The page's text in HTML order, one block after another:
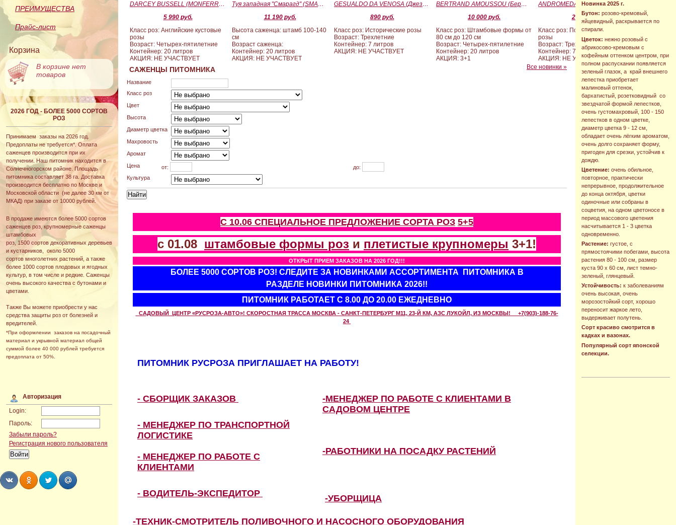
ПРЕИМУЩЕСТВА
Прайс-лист
Корзина
В корзине нет
товаров
2026 ГОД - БОЛЕЕ 5000 СОРТОВ
РОЗ
Принимаем заказы на 2026 год.
Предоплаты не требуется*. Оплата
саженцев производится при их
получении. Наш питомник находится в
Солнечногорском районе. Площадь
питомника составляет 38 га. Доставка
производится бесплатно по Москве и
Московской области (не далее 30 км от
МКАД) при заказе от 10000 рублей.
В продаже имеются более 5000 сортов
саженцев роз, крупномерные саженцы
штамбовых
роз, 1500 сортов декоративных деревьев
и кустарников, около 5000
сортов многолетних растений, а также
более 1000 сортов плодовых и ягодных
культур, в том числе и редкие. Саженцы
очень высокого качества с бутонами и
цветами.
Также Вы можете приобрести у нас
средства защиты роз от болезней и
вредителей.
*При оформлении заказов на посадочный
материал и укрывной материал общей
суммой более 40 000 рублей требуется
предоплата от 50%.
Авторизация
Login:
Пароль:
Забыли пароль?
Регистрация нового пользователя
Новинка 2025 г.
Бутон: розово-кремовый,
яйцевидный, раскрывается по
спирали.
Цветок: нежно розовый с
абрикосово-кремовым с
кофейным оттенком центром, при
полном распускании появляется
зеленый глазок, а край внешнего
лепестка приобретает
малиновый оттенок,
бархатистый, розетковидный со
звездчатой формой лепестков,
очень густомахровый, 100 - 150
лепестков в одном цветке,
диаметр цветка 9 - 12 см,
обладает очень лёгким ароматом,
очень долго сохраняет форму,
пригоден для срезки, устойчив к
дождю.
Цветение: очень обильное,
повторное, практически
непрерывное, продолжительное
до конца октября, цветки
одиночные или собраны в
соцветия, на одном цветоносе в
период массового цветения
насчитывается 1 - 3 цветка
одновременно.
Растение: густое, с
прямостоячими побегами, высота
растения 80 - 100 см, размер
куста 90 х 60 см, лист темно-
зеленый, глянцевый.
Устойчивость: к заболеваниям
очень высокая, очень
морозостойкий сорт, хорошо
переносит жаркое лето,
выдерживает полутень.
Сорт красиво смотрится в
кадках и вазонах.
Популярный сорт японской
селекции.
DARCEY BUSSELL (MONFERRATO) (Дарси Басл)
5 990 руб.
Класс роз: Английские кустовые
розы
Возраст: Четырех-пятилетние
Контейнер: 20 литров
АКЦИЯ: НЕ УЧАСТВУЕТ
Туя западная "Смарагд" (SMARAGD) ШТАМБ 100-140
11 190 руб.
Высота саженца: штамб 100-140
см
Возраст саженца:
Контейнер: 20 литров
АКЦИЯ: НЕ УЧАСТВУЕТ
GESUALDO DA VENOSA (Джезуальдо Ди Веноза)
890 руб.
Класс роз: Исторические розы
Возраст: Трехлетние
Контейнер: 7 литров
АКЦИЯ: НЕ УЧАСТВУЕТ
BERTRAND AMOUSSOU (Бертран Амуссу)
10 000 руб.
Класс роз: Штамбовые формы от
80 см до 120 см
Возраст: Четырех-пятилетние
Контейнер: 20 литров
АКЦИЯ: 3+1
2 090 руб.
Класс роз: Почвопокровные
розы
Возраст: Трехлетние
Контейнер: 7 литров
АКЦИЯ: НЕ УЧАСТВУЕТ
Все новинки »
САЖЕНЦЫ ПИТОМНИКА
Название
Класс роз
Цвет
Высота
Диаметр цветка
Махровость
Аромат
Цена
от:
до:
Культура
С 10.06 СПЕЦИАЛЬНОЕ ПРЕДЛОЖЕНИЕ СОРТА РОЗ 5+5
с 01.08 штамбовые формы роз и плетистые крупномеры 3+1!
ОТКРЫТ ПРИЕМ ЗАКАЗОВ НА 2026 ГОД!!!
БОЛЕЕ 5000 СОРТОВ РОЗ! СЛЕДИТЕ ЗА НОВИНКАМИ АССОРТИМЕНТА ПИТОМНИКА В
РАЗДЕЛЕ НОВИНКИ ПИТОМНИКА 2026!!
ПИТОМНИК РАБОТАЕТ С 8.00 ДО 20.00 ЕЖЕДНЕВНО
САДОВЫЙ ЦЕНТР «РУСРОЗА-АВТО»! СКОРОСТНАЯ ТРАССА МОСКВА - САНКТ-ПЕТЕРБУРГ М11, 23-Й КМ, АЗС ЛУКОЙЛ, ИЗ МОСКВЫ! +7(903)-188-76-
24
ПИТОМНИК РУСРОЗА ПРИГЛАШАЕТ НА РАБОТУ!
- СБОРЩИК ЗАКАЗОВ
-МЕНЕДЖЕР ПО РАБОТЕ С КЛИЕНТАМИ В
САДОВОМ ЦЕНТРЕ
- МЕНЕДЖЕР ПО ТРАНСПОРТНОЙ
ЛОГИСТИКЕ
- МЕНЕДЖЕР ПО РАБОТЕ С
КЛИЕНТАМИ
-РАБОТНИКИ НА ПОСАДКУ РАСТЕНИЙ
- ВОДИТЕЛЬ-ЭКСПЕДИТОР -УБОРЩИЦА
-ТЕХНИК-СМОТРИТЕЛЬ ПОЛИВОЧНОГО И НАСОСНОГО ОБОРУДОВАНИЯ